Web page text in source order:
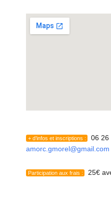
+ d’infos et inscriptions :
06 26
amorc.gmorel@gmail.com
Participation aux frais : 25€